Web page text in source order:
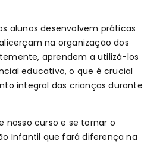
alunos desenvolvem práticas
na organização dos
aprendem a utilizá-los
educativo, o que é crucial
integral das crianças durante
nosso curso e se tornar o
Infantil que fará diferença na